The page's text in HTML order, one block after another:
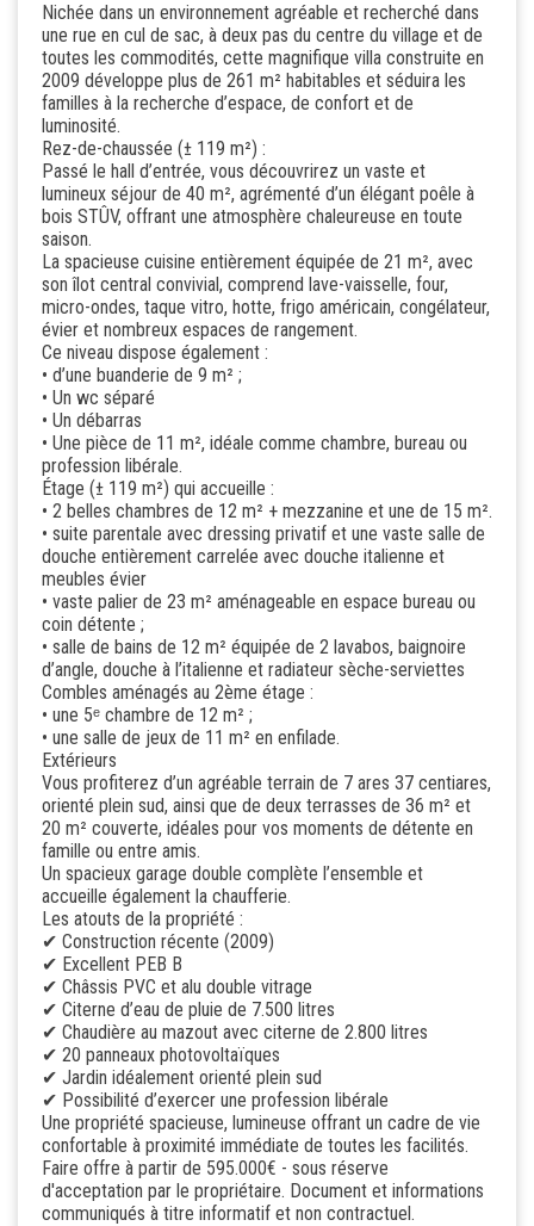
Nichée dans un environnement agréable et recherché dans
une rue en cul de sac, à deux pas du centre du village et de
toutes les commodités, cette magnifique villa construite en
2009 développe plus de 261 m² habitables et séduira les
familles à la recherche d’espace, de confort et de
luminosité.
Rez-de-chaussée (± 119 m²) :
Passé le hall d’entrée, vous découvrirez un vaste et
lumineux séjour de 40 m², agrémenté d’un élégant poêle à
bois STÛV, offrant une atmosphère chaleureuse en toute
saison.
La spacieuse cuisine entièrement équipée de 21 m², avec
son îlot central convivial, comprend lave-vaisselle, four,
micro-ondes, taque vitro, hotte, frigo américain, congélateur,
évier et nombreux espaces de rangement.
Ce niveau dispose également :
• d’une buanderie de 9 m² ;
• Un wc séparé
• Un débarras
• Une pièce de 11 m², idéale comme chambre, bureau ou
profession libérale.
Étage (± 119 m²) qui accueille :
• 2 belles chambres de 12 m² + mezzanine et une de 15 m².
• suite parentale avec dressing privatif et une vaste salle de
douche entièrement carrelée avec douche italienne et
meubles évier
• vaste palier de 23 m² aménageable en espace bureau ou
coin détente ;
• salle de bains de 12 m² équipée de 2 lavabos, baignoire
d’angle, douche à l’italienne et radiateur sèche-serviettes
Combles aménagés au 2ème étage :
• une 5ᵉ chambre de 12 m² ;
• une salle de jeux de 11 m² en enfilade.
Extérieurs
Vous profiterez d’un agréable terrain de 7 ares 37 centiares,
orienté plein sud, ainsi que de deux terrasses de 36 m² et
20 m² couverte, idéales pour vos moments de détente en
famille ou entre amis.
Un spacieux garage double complète l’ensemble et
accueille également la chaufferie.
Les atouts de la propriété :
✔ Construction récente (2009)
✔ Excellent PEB B
✔ Châssis PVC et alu double vitrage
✔ Citerne d’eau de pluie de 7.500 litres
✔ Chaudière au mazout avec citerne de 2.800 litres
✔ 20 panneaux photovoltaïques
✔ Jardin idéalement orienté plein sud
✔ Possibilité d’exercer une profession libérale
Une propriété spacieuse, lumineuse offrant un cadre de vie
confortable à proximité immédiate de toutes les facilités.
Faire offre à partir de 595.000€ - sous réserve
d'acceptation par le propriétaire. Document et informations
communiqués à titre informatif et non contractuel.